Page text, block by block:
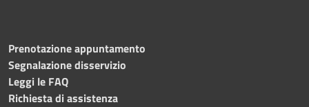
Prenotazione appuntamento
Segnalazione disservizio
Leggi le FAQ
Richiesta di assistenza